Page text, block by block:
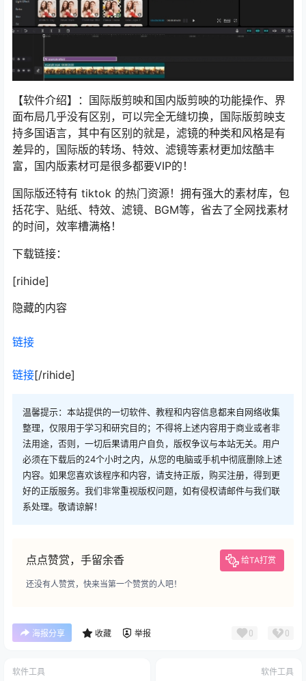
【软件介绍】：国际版剪映和国内版剪映的功能操作、界
面布局几乎没有区别，可以完全无缝切换，国际版剪映支
持多国语言，其中有区别的就是，滤镜的种类和风格是有
差异的，国际版的转场、特效、滤镜等素材更加炫酷丰
富，国内版素材可是很多都要VIP的！
国际版还特有 tiktok 的热门资源！拥有强大的素材库，包
括花字、贴纸、特效、滤镜、BGM等，省去了全网找素材
的时间，效率槽满格！
下载链接：
[rihide]
隐藏的内容
链接
链接[/rihide]
温馨提示：本站提供的一切软件、教程和内容信息都来自网络收集
整理，仅限用于学习和研究目的；不得将上述内容用于商业或者非
法用途，否则，一切后果请用户自负，版权争议与本站无关。用户
必须在下载后的24个小时之内，从您的电脑或手机中彻底删除上述
内容。如果您喜欢该程序和内容，请支持正版，购买注册，得到更
好的正版服务。我们非常重视版权问题，如有侵权请邮件与我们联
系处理。敬请谅解！
点点赞赏，手留余香 给TA打赏
还没有人赞赏，快来当第一个赞赏的人吧！
海报分享 收藏 举报 0 0
软件工具 软件工具